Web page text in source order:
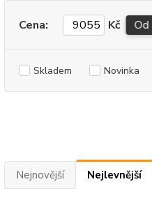
Cena: Kč Od
Skladem Novinka
Nejnovější Nejlevnější